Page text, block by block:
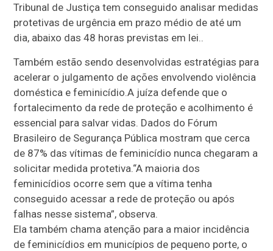
Tribunal de Justiça tem conseguido analisar medidas
protetivas de urgência em prazo médio de até um
dia, abaixo das 48 horas previstas em lei..
Também estão sendo desenvolvidas estratégias para
acelerar o julgamento de ações envolvendo violência
doméstica e feminicídio.A juíza defende que o
fortalecimento da rede de proteção e acolhimento é
essencial para salvar vidas. Dados do Fórum
Brasileiro de Segurança Pública mostram que cerca
de 87% das vítimas de feminicídio nunca chegaram a
solicitar medida protetiva.“A maioria dos
feminicídios ocorre sem que a vítima tenha
conseguido acessar a rede de proteção ou após
falhas nesse sistema”, observa.
Ela também chama atenção para a maior incidência
de feminicídios em municípios de pequeno porte, o